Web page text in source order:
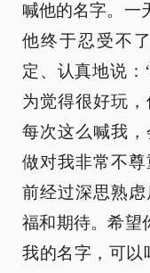
喊他的名字。一
他终于忍受不
定、认真地说：
为觉得很好玩
每次这么喊我
做对我非常不
前经过深思熟
福和期待。希望
我的名字，可以